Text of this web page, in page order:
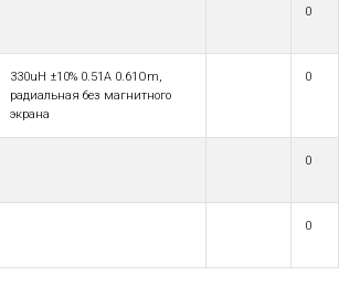
0
330uH ±10% 0.51A 0.61Om,
радиальная без магнитного
экрана
0
0
0